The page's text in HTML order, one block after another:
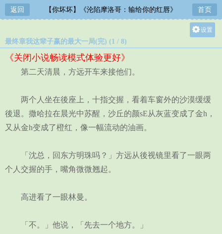
返回 【你坏坏】《沦陷摩洛哥：输给你的红唇》 首页
设置
最终章我这辈子赢的最大一局(完) (1 / 8)
《关闭小说畅读模式体验更好》
第二天清晨，方远开车来接他们。
两个人坐在後座上，十指交握，看着车窗外的沙漠缓缓
後退。撒哈拉在晨光中苏醒，沙丘的颜sE从灰蓝变成了金h，
又从金h变成了橙红，像一幅流动的油画。
「沈总，回东方明珠吗？」方远从後视镜里看了一眼两
个人交握的手，嘴角微微翘起。
高进看了一眼林曼。
「不。」他说，「先去一个地方。」